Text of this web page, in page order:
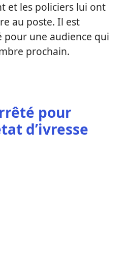
et les policiers lui ont
au poste. Il est
pour une audience qui
prochain.
pour
d’ivresse